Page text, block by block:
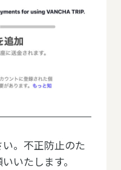
。不正防止のた
いたします。